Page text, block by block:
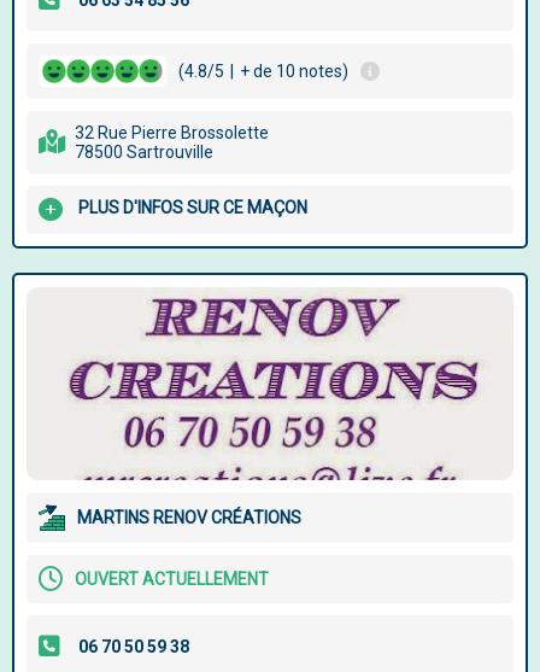
(4.8/5 + de 10 notes)
32 Rue Pierre Brossolette
78500 Sartrouville
PLUS D'INFOS SUR CE MAÇON
MARTINS RENOV CRÉATIONS
OUVERT ACTUELLEMENT